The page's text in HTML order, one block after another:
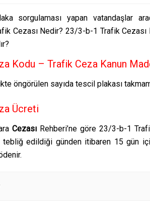
sorgulaması yapan vatandaşlar
Cezası Nedir? 23/3-b-1 Trafik Cezası
Kodu – Trafik Ceza Kanun
öngörülen sayıda tescil plakası
Ücreti
Cezası Rehberi’ne göre 23/3-b-1
tebliğ edildiği günden itibaren 15 gün